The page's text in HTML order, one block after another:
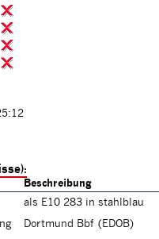
Beschreibung
als E10 283 in stahlblau
Dortmund Bbf (EDOB)